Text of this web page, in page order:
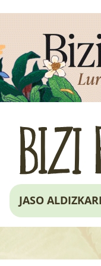
JASO